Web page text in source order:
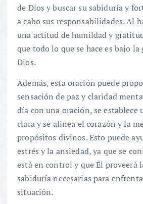
de Dios y buscar su sabiduría y
a cabo sus responsabilidades. Al
una actitud de humildad y
que todo lo que se hace es bajo la
Dios.
Además, esta oración puede
sensación de paz y claridad
día con una oración, se
clara y se alinea el corazón y la
propósitos divinos. Esto puede
estrés y la ansiedad, ya que se
está en control y que Él proveerá
sabiduría necesarias para
situación.